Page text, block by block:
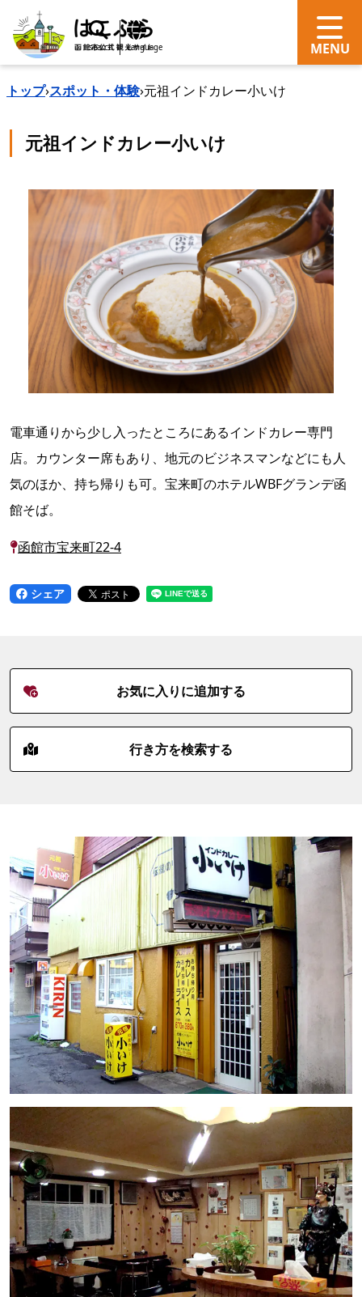
search Language
トップ›スポット・体験›元祖インドカレー小いけ
元祖インドカレー小いけ
電車通りから少し入ったところにあるインドカレー専門
店。カウンター席もあり、地元のビジネスマンなどにも人
気のほか、持ち帰りも可。宝来町のホテルWBFグランデ函
館そば。
函館市宝来町22-4
シェア
お気に入りに追加する
行き方を検索する